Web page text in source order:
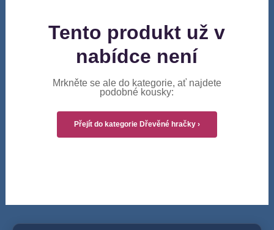
Tento produkt už v
nabídce není
Mrkněte se ale do kategorie, ať najdete
podobné kousky:
Přejít do kategorie Dřevěné hračky ›